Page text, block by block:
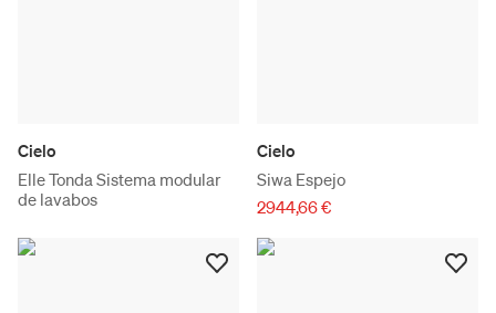
Cielo
Elle Tonda Sistema modular
de lavabos
Cielo
Siwa Espejo
2944,66 €